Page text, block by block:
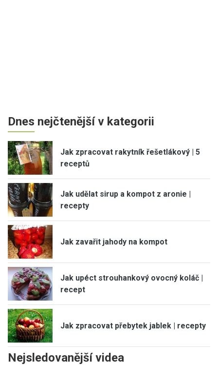
Dnes nejčtenější v kategorii
Jak zpracovat rakytník řešetlákový | 5
receptů
Jak udělat sirup a kompot z aronie |
recepty
Jak zavařit jahody na kompot
Jak upéct strouhankový ovocný koláč |
recept
Jak zpracovat přebytek jablek | recepty
Nejsledovanější videa